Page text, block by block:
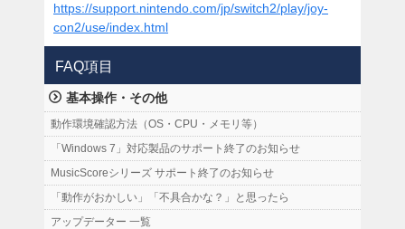
https://support.nintendo.com/jp/switch2/play/joy-
con2/use/index.html
FAQ項目
基本操作・その他
動作環境確認方法（OS・CPU・メモリ等）
「Windows 7」対応製品のサポート終了のお知らせ
MusicScoreシリーズ サポート終了のお知らせ
「動作がおかしい」「不具合かな？」と思ったら
アップデーター 一覧